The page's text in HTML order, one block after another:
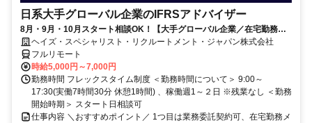
日系大手グローバル企業のIFRSアドバイザー
8月・9月・10月スタート相談OK！【大手グローバル企業／在宅勤務メ
イン／週1～2日勤務】IFRSアドバイザー
ヘイズ・スペシャリスト・リクルートメント・ジャパン株式会社
フルリモート
時給5,000円～7,000円
勤務時間 フレックスタイム制度 ＜勤務時間について＞ 9:00～
17:30(実働7時間30分 休憩1時間) 、稼働週1～２日 ※残業なし ＜勤務
開始時期＞ スタート日相談可
仕事内容 ＼おすすめポイント／ 1つ目は業務委託契約可、在宅勤務メ